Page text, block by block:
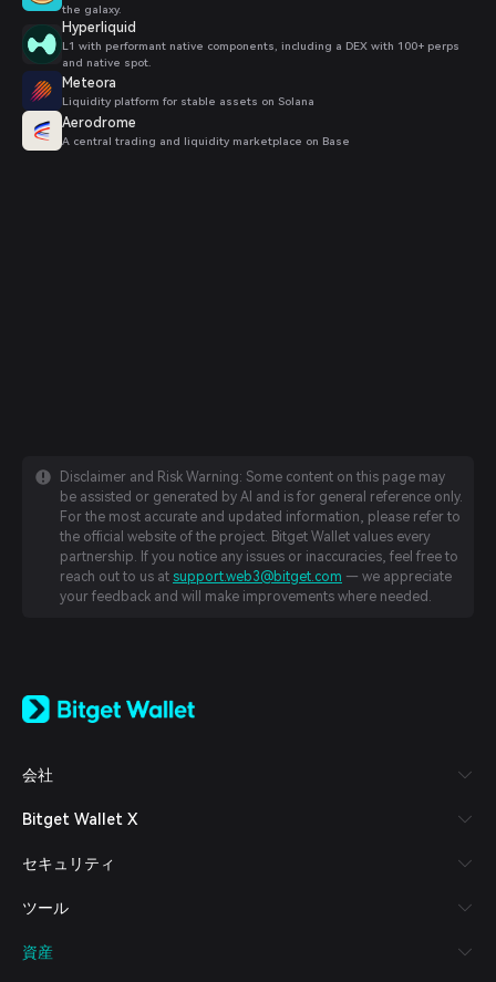
the galaxy.
Hyperliquid
L1 with performant native components, including a DEX with 100+ perps
and native spot.
Meteora
Liquidity platform for stable assets on Solana
Aerodrome
A central trading and liquidity marketplace on Base
Disclaimer and Risk Warning: Some content on this page may
be assisted or generated by AI and is for general reference only.
For the most accurate and updated information, please refer to
the official website of the project. Bitget Wallet values every
partnership. If you notice any issues or inaccuracies, feel free to
reach out to us at support.web3@bitget.com — we appreciate
your feedback and will make improvements where needed.
日本語
Español (Latinoamérica)
Italiano
Deutsch
繁體中文
Bahasa Indonesia
会社
Bitget Wallet X
セキュリティ
ツール
資産